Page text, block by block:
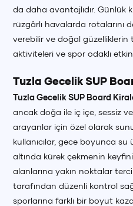
da daha avantajlıdır. Günlük
rüzgârlı havalarda rotalarını
verebilir ve doğal güzelliklerin
aktiviteleri ve spor odaklı
Tuzla Gecelik SUP
Tuzla Gecelik SUP Board
ancak doğa ile iç içe, sessiz
arayanlar için özel olarak
kullanıcılar, gece boyunca su
altında kürek çekmenin
alanlarına yakın noktalar
tarafından düzenli kontrol
sporlarına farklı bir boyut